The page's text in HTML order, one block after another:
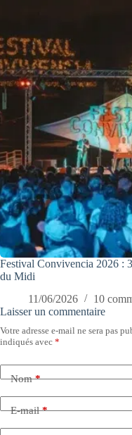
Festival Convivencia 2026 :
du Midi
11/06/2026
10
Laisser un commentaire
Votre adresse e-mail ne sera pas
indiqués avec *
Nom*
E-mail*